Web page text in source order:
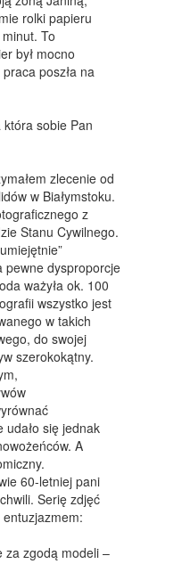
rolki papieru
To
był mocno
poszła na
sobie Pan
zlecenie od
w Białymstoku.
z
Stanu Cywilnego.
pewne dysproporcje
ważyła ok. 100
wszystko jest
w takich
do swojej
szerokokątny.
udało się jednak
A
60-letniej pani
Serię zdjęć
za zgodą modeli –